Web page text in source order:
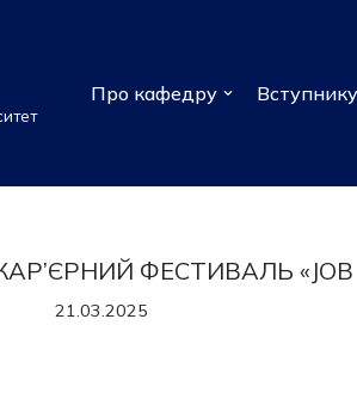
Про кафедру Вступнику
ФЕСТИВАЛЬ «JOB
21.03.2025